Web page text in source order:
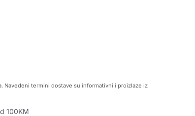
Navedeni termini dostave su informativni i proizlaze iz
100KM